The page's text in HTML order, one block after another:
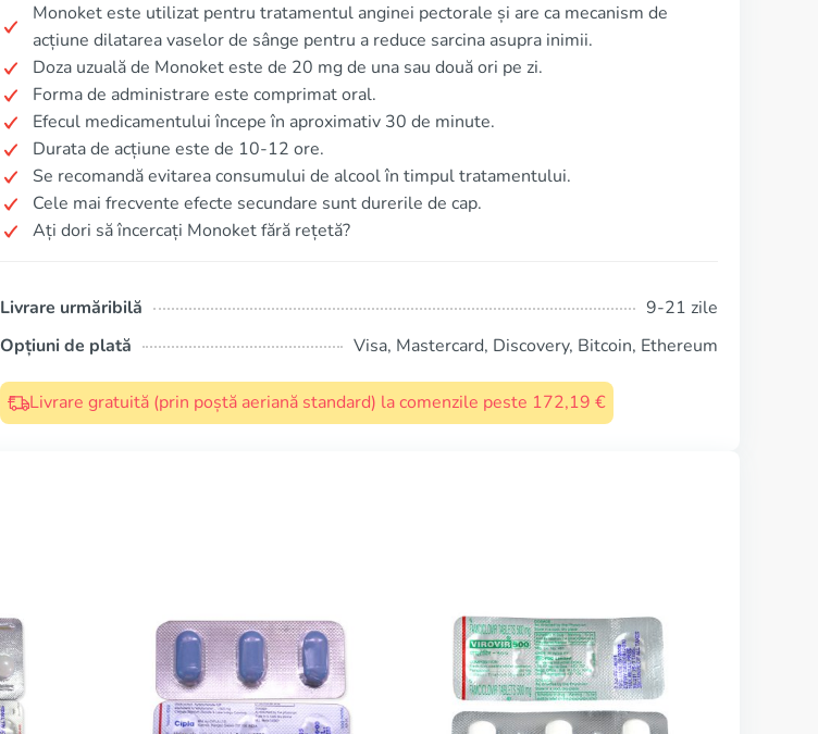
Monoket este utilizat pentru tratamentul anginei pectorale și are ca mecanism de
acțiune dilatarea vaselor de sânge pentru a reduce sarcina asupra inimii.
Doza uzuală de Monoket este de 20 mg de una sau două ori pe zi.
Forma de administrare este comprimat oral.
Efecul medicamentului începe în aproximativ 30 de minute.
Durata de acțiune este de 10-12 ore.
Se recomandă evitarea consumului de alcool în timpul tratamentului.
Cele mai frecvente efecte secundare sunt durerile de cap.
Ați dori să încercați Monoket fără rețetă?
Livrare urmăribilă
9-21 zile
Opțiuni de plată
Visa, Mastercard, Discovery, Bitcoin, Ethereum
Livrare gratuită (prin poștă aeriană standard) la comenzile peste 172,19 €